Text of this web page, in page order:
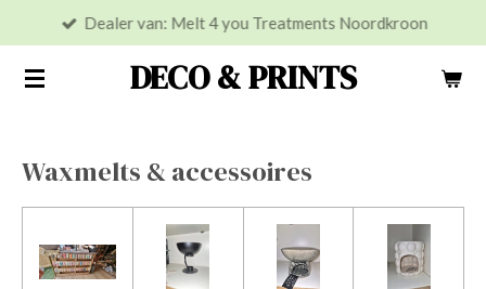
naar
DECO & PRINTS
Dealer van: Melt 4 you Treatments Noordkroon
Waxmelts & accessoires